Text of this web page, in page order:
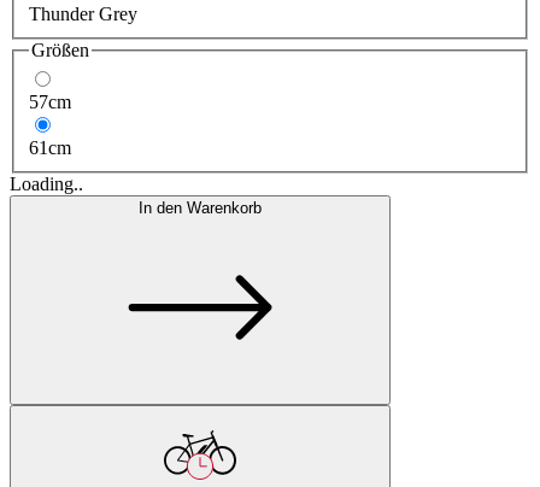
Thunder Grey
Größen
57cm
61cm
Loading..
In den Warenkorb